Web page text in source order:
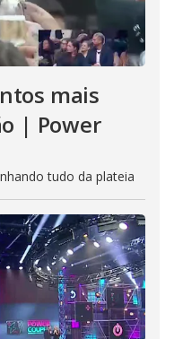
mais
| Power
tudo da plateia